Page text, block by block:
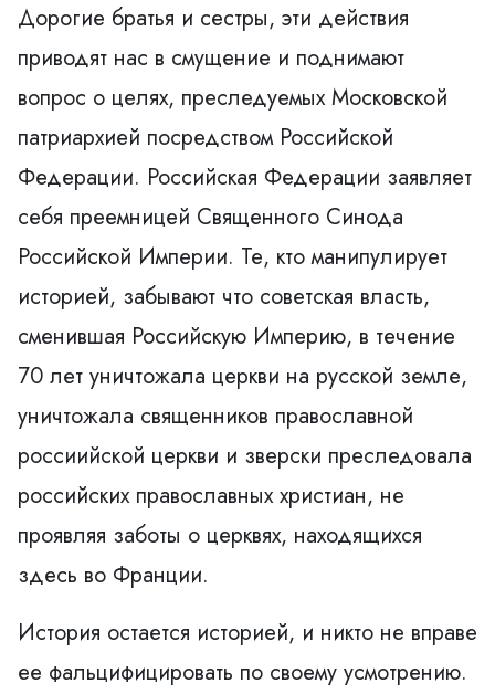
Дорогие братья и сестры, эти действия
приводят нас в смущение и поднимают
вопрос о целях, преследуемых Московской
патриархией посредством Российской
Федерации. Российская Федерации заявляет
себя преемницей Священного Синода
Российской Империи. Те, кто манипулирует
историей, забывают что советская власть,
сменившая Российскую Империю, в течение
70 лет уничтожала церкви на русской земле,
уничтожала священников православной
россиийской церкви и зверски преследовала
российских православных христиан, не
проявляя заботы о церквях, находящихся
здесь во Франции.
История остается историей, и никто не вправе
ее фальцифицировать по своему усмотрению.